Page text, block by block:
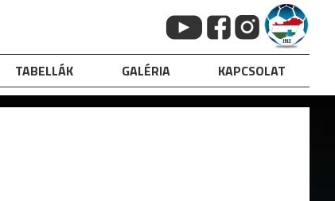
TABELLÁK GALÉRIA KAPCSOLAT